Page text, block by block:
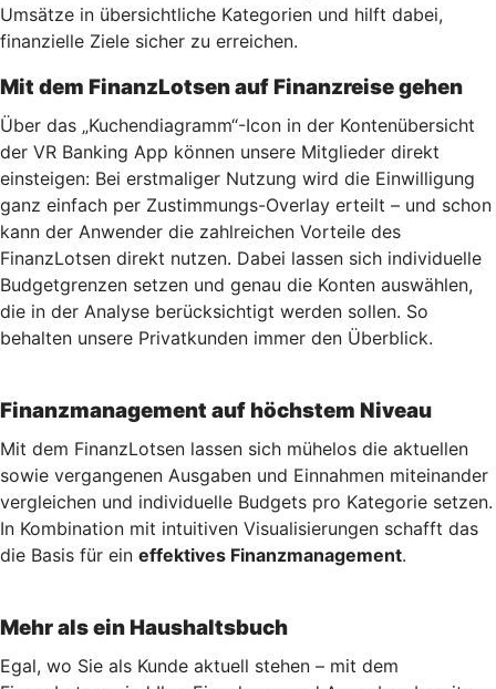
Umsätze in übersichtliche Kategorien und hilft dabei,
finanzielle Ziele sicher zu erreichen.
Mit dem FinanzLotsen auf Finanzreise gehen
Über das „Kuchendiagramm“-Icon in der Kontenübersicht
der VR Banking App können unsere Mitglieder direkt
einsteigen: Bei erstmaliger Nutzung wird die Einwilligung
ganz einfach per Zustimmungs-Overlay erteilt – und schon
kann der Anwender die zahlreichen Vorteile des
FinanzLotsen direkt nutzen. Dabei lassen sich individuelle
Budgetgrenzen setzen und genau die Konten auswählen,
die in der Analyse berücksichtigt werden sollen. So
behalten unsere Privatkunden immer den Überblick.
Finanzmanagement auf höchstem Niveau
Mit dem FinanzLotsen lassen sich mühelos die aktuellen
sowie vergangenen Ausgaben und Einnahmen miteinander
vergleichen und individuelle Budgets pro Kategorie setzen.
In Kombination mit intuitiven Visualisierungen schafft das
die Basis für ein effektives Finanzmanagement.
Mehr als ein Haushaltsbuch
Egal, wo Sie als Kunde aktuell stehen – mit dem